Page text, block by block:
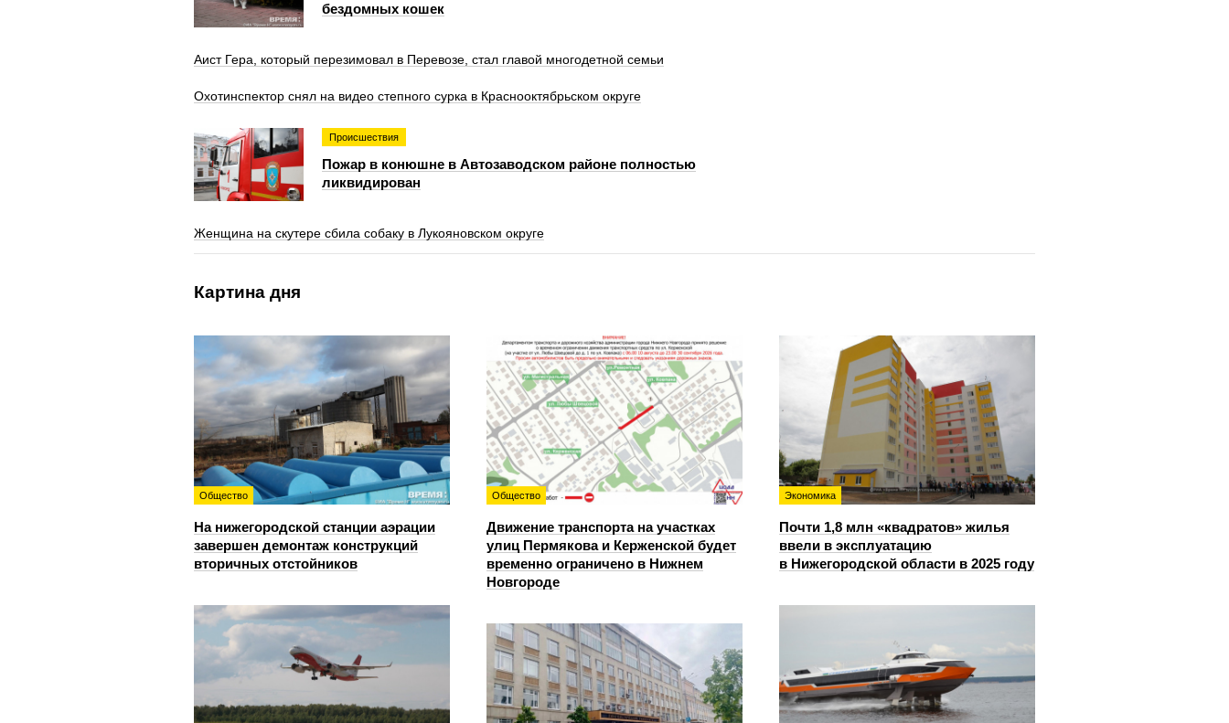
бездомных кошек
Аист Гера, который перезимовал в Перевозе, стал главой многодетной семьи
Охотинспектор снял на видео степного сурка в Краснооктябрьском округе
Происшествия
Пожар в конюшне в Автозаводском районе полностью
ликвидирован
Женщина на скутере сбила собаку в Лукояновском округе
Картина дня
Общество
На нижегородской станции аэрации
завершен демонтаж конструкций
вторичных отстойников
Общество
Движение транспорта на участках
улиц Пермякова и Керженской будет
временно ограничено в Нижнем
Новгороде
Экономика
Почти 1,8 млн «квадратов» жилья
ввели в эксплуатацию
в Нижегородской области в 2025 году